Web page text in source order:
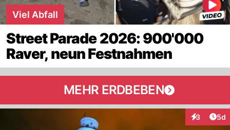
Viel Abfall
Street Parade 2026: 900'000
Raver, neun Festnahmen
MEHR ERDBEBEN
3 5d